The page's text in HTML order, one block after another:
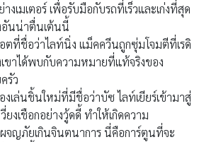
เมเตอร์ เพื่อรับมือกับรถที่เร็วและเก่งที่สุด
อันน่าตื่นเต้นนี้
ตที่ชื่อว่าไลท์นิ่ง แม็คควีนถูกซุ่มโจมตีที่เรดิ
เขาได้พบกับความหมายที่แท้จริงของ
รัว
งเล่นชิ้นใหม่ที่มีชื่อว่าบัซ ไลท์เยียร์เข้ามาสู่
ยงเชือกอย่างวู้ดดี้ ทำให้เกิดความ
จญภัยเกินจินตนาการ นี่คือการ์ตูนที่จะ